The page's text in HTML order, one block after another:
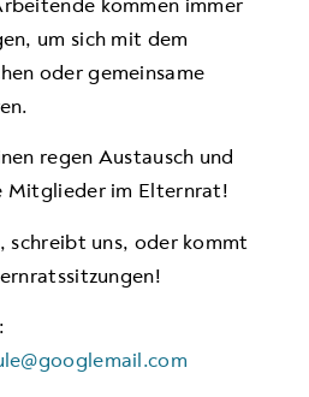
kommen immer
um sich mit dem
oder gemeinsame
regen Austausch und
Mitglieder im Elternrat!
schreibt uns, oder kommt